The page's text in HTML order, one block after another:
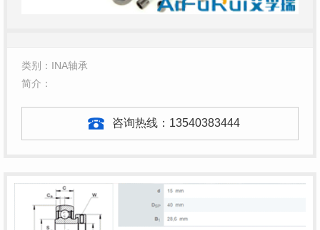
类别：INA轴承
简介：
咨询热线： 13540383444